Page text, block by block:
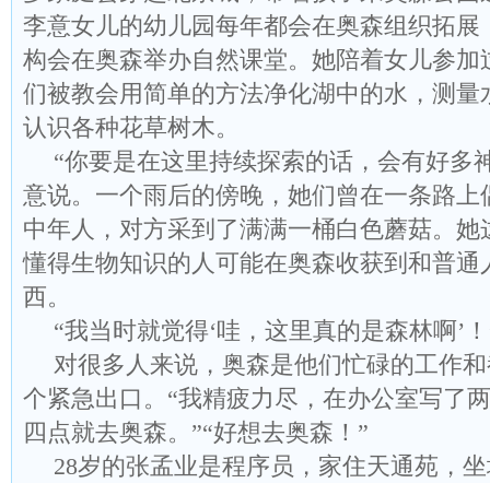
李意女儿的幼儿园每年都会在奥森组织拓展
构会在奥森举办自然课堂。她陪着女儿参加
们被教会用简单的方法净化湖中的水，测量
认识各种花草树木。
“你要是在这里持续探索的话，会有好多
意说。一个雨后的傍晚，她们曾在一条路上
中年人，对方采到了满满一桶白色蘑菇。她
懂得生物知识的人可能在奥森收获到和普通
西。
“我当时就觉得‘哇，这里真的是森林啊’
对很多人来说，奥森是他们忙碌的工作
个紧急出口。“我精疲力尽，在办公室写了
四点就去奥森。”“好想去奥森！”
28岁的张孟业是程序员，家住天通苑，